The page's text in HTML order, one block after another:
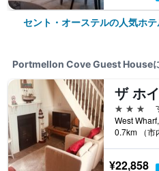
セント・オーステルの人気ホ
Portmellon Cove Guest House
3つ星
0.7km （市
¥22,858